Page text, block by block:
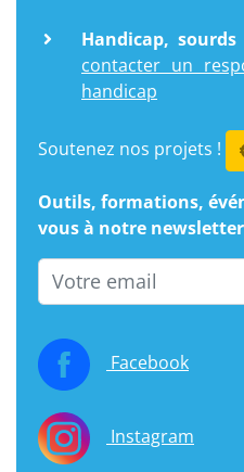
Handicap,
contacter un
handicap
Soutenez nos projets !
Outils, formations,
vous à notre newsletter
Email
Facebook
Instagram